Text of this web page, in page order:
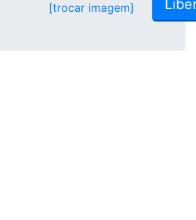
[trocar imagem]